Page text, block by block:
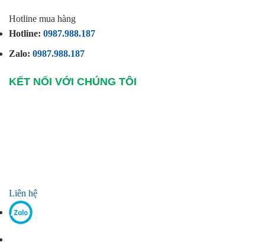
Hotline mua hàng
Hotline: 0987.988.187
Zalo: 0987.988.187
KẾT NỐI VỚI CHÚNG TÔI
Liên hệ